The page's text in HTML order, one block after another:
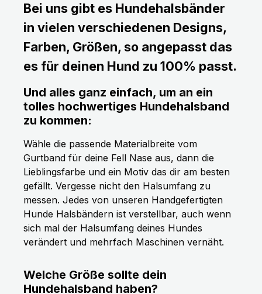
Bei uns gibt es Hundehalsbänder
in vielen verschiedenen Designs,
Farben, Größen, so angepasst das
es für deinen Hund zu 100% passt.
Und alles ganz einfach, um an ein
tolles hochwertiges Hundehalsband
zu kommen:
Wähle die passende Materialbreite vom
Gurtband für deine Fell Nase aus, dann die
Lieblingsfarbe und ein Motiv das dir am besten
gefällt. Vergesse nicht den Halsumfang zu
messen. Jedes von unseren Handgefertigten
Hunde Halsbändern ist verstellbar, auch wenn
sich mal der Halsumfang deines Hundes
verändert und mehrfach Maschinen vernäht.
Welche Größe sollte dein
Hundehalsband haben?